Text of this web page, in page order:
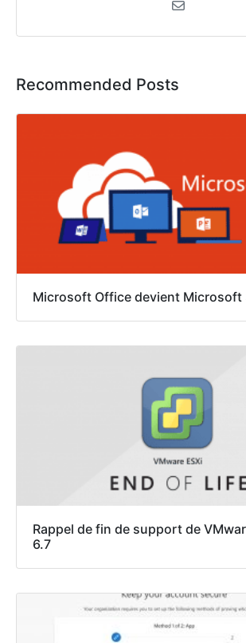
Recommended Posts
Microsoft Office devient Microsoft
Rappel de fin de support de
6.7​